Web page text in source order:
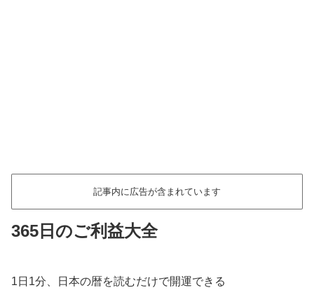
記事内に広告が含まれています
365日のご利益大全
1日1分、日本の暦を読むだけで開運できる